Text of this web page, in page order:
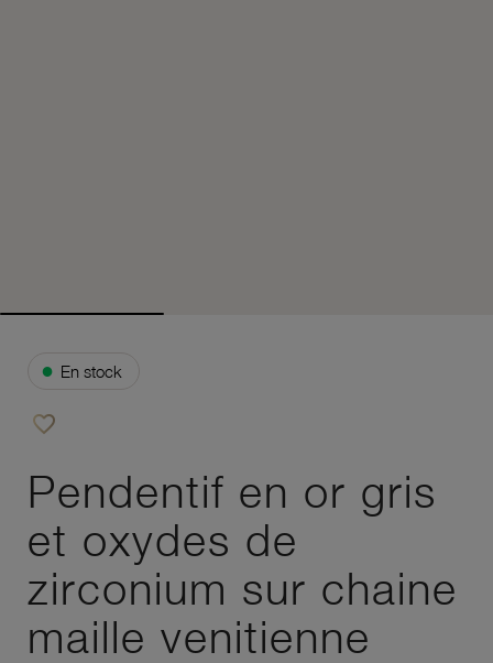
● En stock
favorite_border
Pendentif en or gris
et oxydes de
zirconium sur chaine
maille venitienne